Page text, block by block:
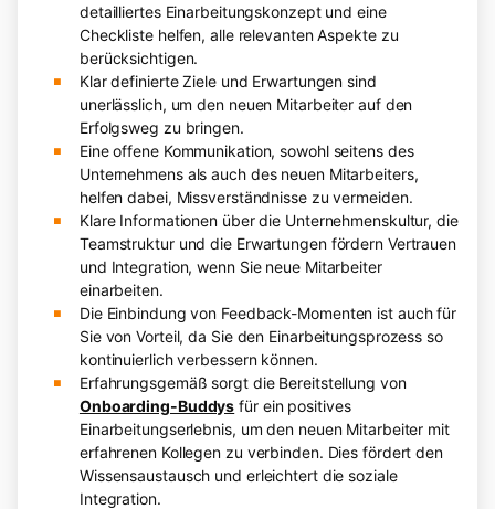
detailliertes Einarbeitungskonzept und eine
Checkliste helfen, alle relevanten Aspekte zu
berücksichtigen.
Klar definierte Ziele und Erwartungen sind
unerlässlich, um den neuen Mitarbeiter auf den
Erfolgsweg zu bringen.
Eine offene Kommunikation, sowohl seitens des
Unternehmens als auch des neuen Mitarbeiters,
helfen dabei, Missverständnisse zu vermeiden.
Klare Informationen über die Unternehmenskultur, die
Teamstruktur und die Erwartungen fördern Vertrauen
und Integration, wenn Sie neue Mitarbeiter
einarbeiten.
Die Einbindung von Feedback-Momenten ist auch für
Sie von Vorteil, da Sie den Einarbeitungsprozess so
kontinuierlich verbessern können.
Erfahrungsgemäß sorgt die Bereitstellung von
Onboarding-Buddys für ein positives
Einarbeitungserlebnis, um den neuen Mitarbeiter mit
erfahrenen Kollegen zu verbinden. Dies fördert den
Wissensaustausch und erleichtert die soziale
Integration.